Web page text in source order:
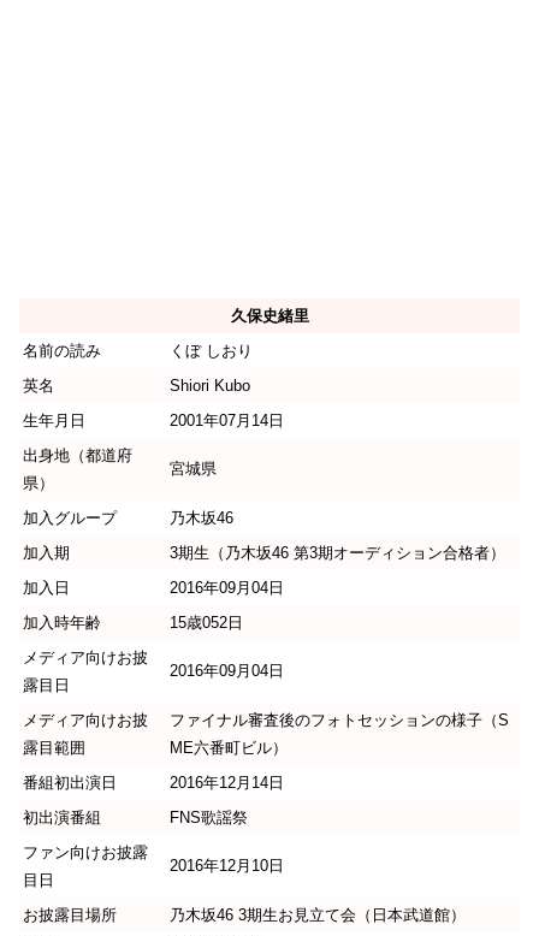
久保史緒里
名前の読み
くぼ しおり
英名
Shiori Kubo
生年月日
2001年07月14日
出身地（都道府
県）
宮城県
加入グループ
乃木坂46
加入期
3期生（乃木坂46 第3期オーディション合格者）
加入日
2016年09月04日
加入時年齢
15歳052日
メディア向けお披
露目日
2016年09月04日
メディア向けお披
露目範囲
ファイナル審査後のフォトセッションの様子（S
ME六番町ビル）
番組初出演日
2016年12月14日
初出演番組
FNS歌謡祭
ファン向けお披露
目日
2016年12月10日
お披露目場所
乃木坂46 3期生お見立て会（日本武道館）